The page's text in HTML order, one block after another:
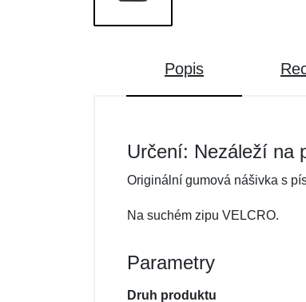
Popis
Určení: Nezáleží na
Originální gumová nášivka s
Na suchém zipu VELCRO.
Parametry
Druh produktu